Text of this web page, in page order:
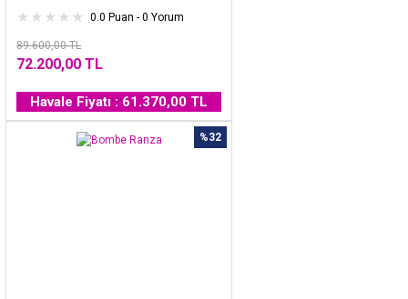
0.0 Puan - 0 Yorum
89.600,00 TL
72.200,00 TL
Havale Fiyatı : 61.370,00 TL
%32